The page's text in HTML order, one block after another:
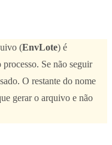
(EnvLote) é
Se não seguir
O restante do nome
gerar o arquivo e não